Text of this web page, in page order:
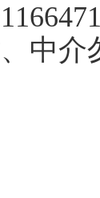
中介